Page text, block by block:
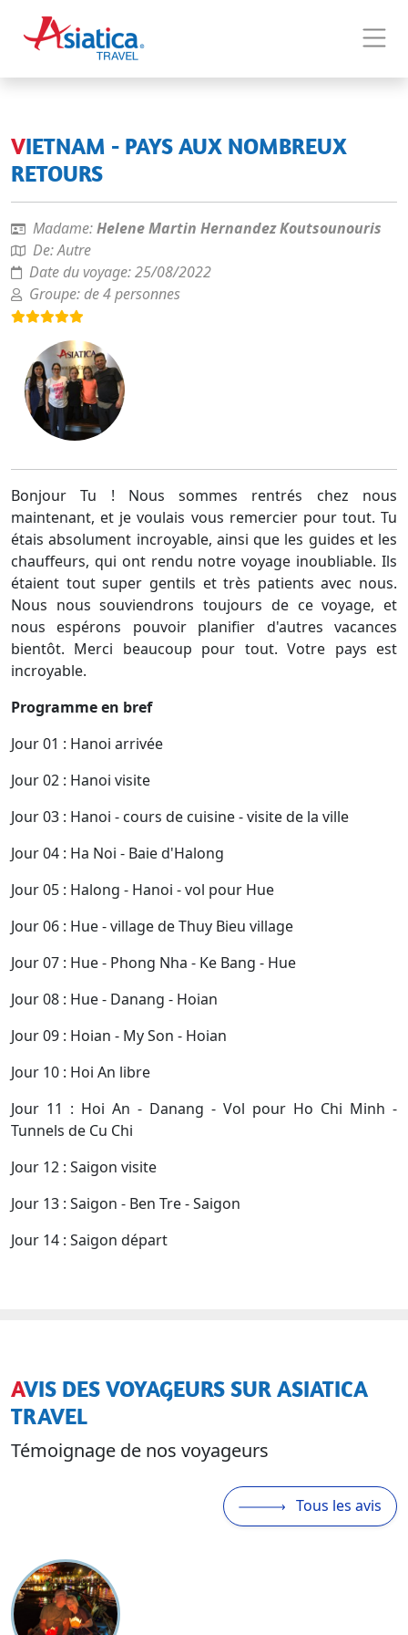
VIETNAM - PAYS AUX NOMBREUX
RETOURS
Madame:Helene Martin Hernandez Koutsounouris
De:Autre
Date du voyage:25/08/2022
Groupe:de 4 personnes
Bonjour Tu ! Nous sommes rentrés chez nous
maintenant, et je voulais vous remercier pour tout. Tu
étais absolument incroyable, ainsi que les guides et les
chauffeurs, qui ont rendu notre voyage inoubliable. Ils
étaient tout super gentils et très patients avec nous.
Nous nous souviendrons toujours de ce voyage, et
nous espérons pouvoir planifier d'autres vacances
bientôt. Merci beaucoup pour tout. Votre pays est
incroyable.
Programme en bref
Jour 01 : Hanoi arrivée
Jour 02 : Hanoi visite
Jour 03 : Hanoi - cours de cuisine - visite de la ville
Jour 04 : Ha Noi - Baie d'Halong
Jour 05 : Halong - Hanoi - vol pour Hue
Jour 06 : Hue - village de Thuy Bieu village
Jour 07 : Hue - Phong Nha - Ke Bang - Hue
Jour 08 : Hue - Danang - Hoian
Jour 09 : Hoian - My Son - Hoian
Jour 10 : Hoi An libre
Jour 11 : Hoi An - Danang - Vol pour Ho Chi Minh -
Tunnels de Cu Chi
Jour 12 : Saigon visite
Jour 13 : Saigon - Ben Tre - Saigon
Jour 14 : Saigon départ
AVIS DES VOYAGEURS SUR ASIATICA
TRAVEL
Témoignage de nos voyageurs
Tous les avis